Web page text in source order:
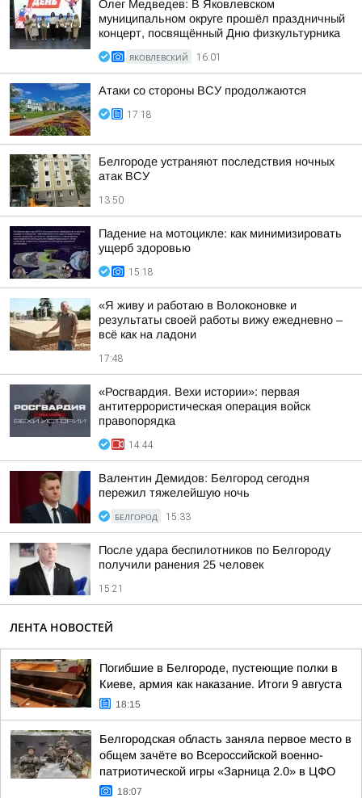
Олег Медведев: В Яковлевском
муниципальном округе прошёл праздничный
концерт, посвящённый Дню физкультурника
ЯКОВЛЕВСКИЙ 16:01
Атаки со стороны ВСУ продолжаются
17:18
Белгороде устраняют последствия ночных
атак ВСУ
13:50
Падение на мотоцикле: как минимизировать
ущерб здоровью
15:18
«Я живу и работаю в Волоконовке и
результаты своей работы вижу ежедневно –
всё как на ладони
17:48
«Росгвардия. Вехи истории»: первая
антитеррористическая операция войск
правопорядка
14:44
Валентин Демидов: Белгород сегодня
пережил тяжелейшую ночь
БЕЛГОРОД 15:33
После удара беспилотников по Белгороду
получили ранения 25 человек
15:21
ЛЕНТА НОВОСТЕЙ
Погибшие в Белгороде, пустеющие полки в
Киеве, армия как наказание. Итоги 9 августа
18:15
Белгородская область заняла первое место в
общем зачёте во Всероссийской военно-
патриотической игры «Зарница 2.0» в ЦФО
18:07